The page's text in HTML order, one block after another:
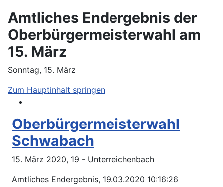
Amtliches Endergebnis der
Oberbürgermeisterwahl am
15. März
Sonntag, 15. März
Zum Hauptinhalt springen
Oberbürgermeisterwahl
Schwabach
15. März 2020, 19 - Unterreichenbach
Amtliches Endergebnis, 19.03.2020 10:16:26